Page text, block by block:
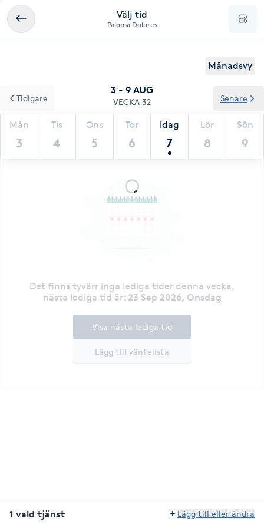
Välj tid
Paloma Dolores
Månadsvy
3 - 9 AUG
VECKA 32
Mån
3
Tis
4
Ons
5
Tor
6
Idag
7
Lör
8
Sön
9
Tidigare Senare
Det finns tyvärr inga lediga tider denna vecka,
nästa lediga tid är: 23 Sep 2026, Onsdag
Lägg till väntelista
Visa nästa lediga tid
1 vald tjänst Lägg till eller ändra